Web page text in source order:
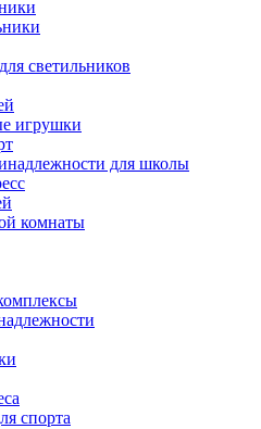
светильников
игрушки
для школы
комнаты
спорта